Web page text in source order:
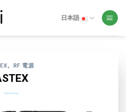
日本語
、 RF 電源